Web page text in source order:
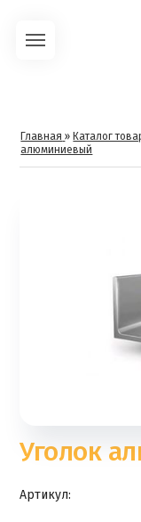
Главная » Каталог
алюминиевый
Уголок
Артикул: